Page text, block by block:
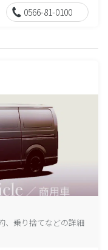
0566-81-0100
、乗り捨てなどの詳細